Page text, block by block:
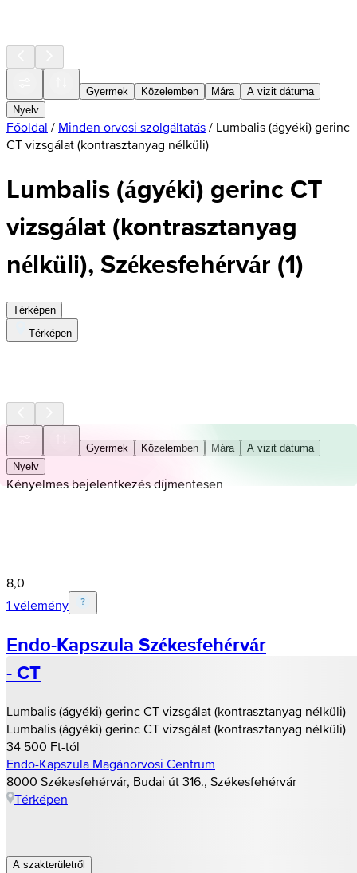
Gyermek Közelemben Mára
A vizit dátuma
Nyelv
Főoldal / Minden orvosi szolgáltatás / Lumbalis (ágyéki) gerinc
CT vizsgálat (kontrasztanyag nélküli)
Lumbalis (ágyéki) gerinc CT
vizsgálat (kontrasztanyag
nélküli), Székesfehérvár (1)
Térképen
Térképen
Gyermek Közelemben Mára
A vizit dátuma
Nyelv
Kényelmes bejelentkezés díjmentesen
8,0
1 vélemény
Endo-Kapszula Székesfehérvár
- CT
Lumbalis (ágyéki) gerinc CT vizsgálat (kontrasztanyag nélküli)
Lumbalis (ágyéki) gerinc CT vizsgálat (kontrasztanyag nélküli)
34 500 Ft-tól
Endo-Kapszula Magánorvosi Centrum
8000 Székesfehérvár, Budai út 316., Székesfehérvár
Térképen
A szakterületről